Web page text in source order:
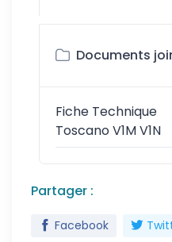
Documents
Fiche Technique
Toscano V1M V1N
Partager :
Facebook